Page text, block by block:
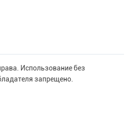
Использование без
запрещено.